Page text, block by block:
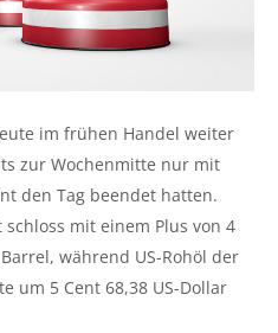
im frühen Handel weiter
zur Wochenmitte nur mit
den Tag beendet hatten.
mit einem Plus von 4
während US-Rohöl der
um 5 Cent 68,38 US-Dollar